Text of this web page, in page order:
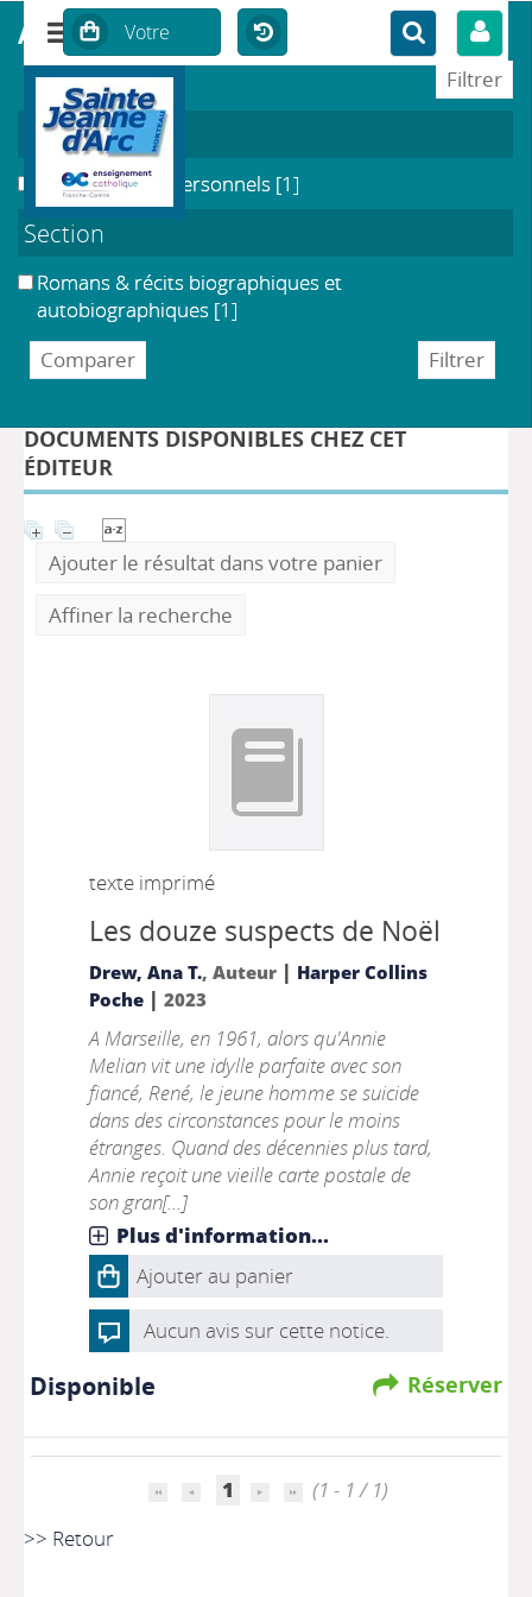
DÉTAIL DE L'ÉDITEUR
Harper Collins Poche
DOCUMENTS DISPONIBLES CHEZ CET
ÉDITEUR
Ajouter le résultat dans votre panier
Affiner la recherche
texte imprimé
Les douze suspects de Noël
Drew, Ana T., Auteur | Harper Collins
Poche| 2023
A Marseille, en 1961, alors qu'Annie
Melian vit une idylle parfaite avec son
fiancé, René, le jeune homme se suicide
dans des circonstances pour le moins
étranges. Quand des décennies plus tard,
Annie reçoit une vieille carte postale de
son gran[...]
Plus d'information...
Ajouter au panier
Aucun avis sur cette notice.
Réserver
Disponible
1
(1 - 1 / 1)
>> Retour
affiner ou comparer
Localisation
Enseignants & Personnels [1]
Section
Romans & récits biographiques et
autobiographiques [1]